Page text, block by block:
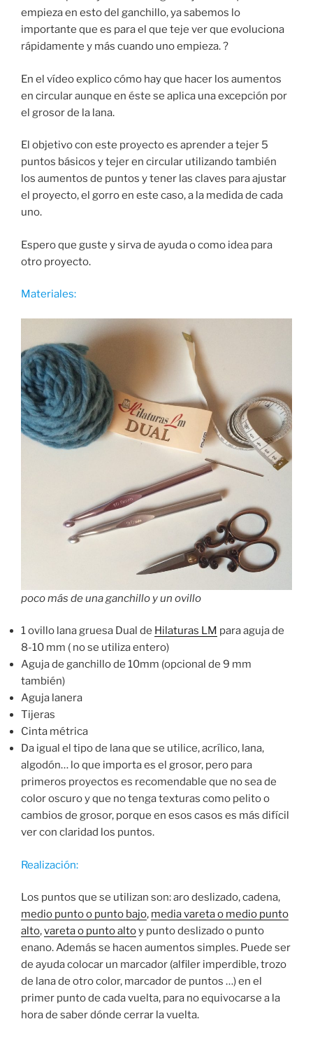
empieza en esto del ganchillo, ya sabemos lo
importante que es para el que teje ver que evoluciona
rápidamente y más cuando uno empieza. ?
En el vídeo explico cómo hay que hacer los aumentos
en circular aunque en éste se aplica una excepción por
el grosor de la lana.
El objetivo con este proyecto es aprender a tejer 5
puntos básicos y tejer en circular utilizando también
los aumentos de puntos y tener las claves para ajustar
el proyecto, el gorro en este caso, a la medida de cada
uno.
Espero que guste y sirva de ayuda o como idea para
otro proyecto.
Materiales:
poco más de una ganchillo y un ovillo
1 ovillo lana gruesa Dual de Hilaturas LM para aguja de
8-10 mm ( no se utiliza entero)
Aguja de ganchillo de 10mm (opcional de 9 mm
también)
Aguja lanera
Tijeras
Cinta métrica
Da igual el tipo de lana que se utilice, acrílico, lana,
algodón… lo que importa es el grosor, pero para
primeros proyectos es recomendable que no sea de
color oscuro y que no tenga texturas como pelito o
cambios de grosor, porque en esos casos es más difícil
ver con claridad los puntos.
Realización:
Los puntos que se utilizan son: aro deslizado, cadena,
medio punto o punto bajo, media vareta o medio punto
alto,vareta o punto altoy punto deslizado o punto
enano. Además se hacen aumentos simples. Puede ser
de ayuda colocar un marcador (alfiler imperdible, trozo
de lana de otro color, marcador de puntos …) en el
primer punto de cada vuelta, para no equivocarse a la
hora de saber dónde cerrar la vuelta.